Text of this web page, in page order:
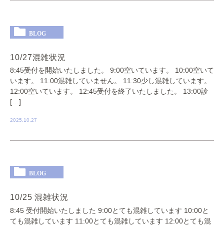
BLOG
10/27混雑状況
8:45受付を開始いたしました。 9:00空いています。 10:00空いて
います。 11:00混雑していません。 11:30少し混雑しています。
12:00空いています。 12:45受付を終了いたしました。 13:00診
[…]
2025.10.27
BLOG
10/25 混雑状況
8:45 受付開始いたしました 9:00とても混雑しています 10:00と
ても混雑しています 11:00とても混雑しています 12:00とても混